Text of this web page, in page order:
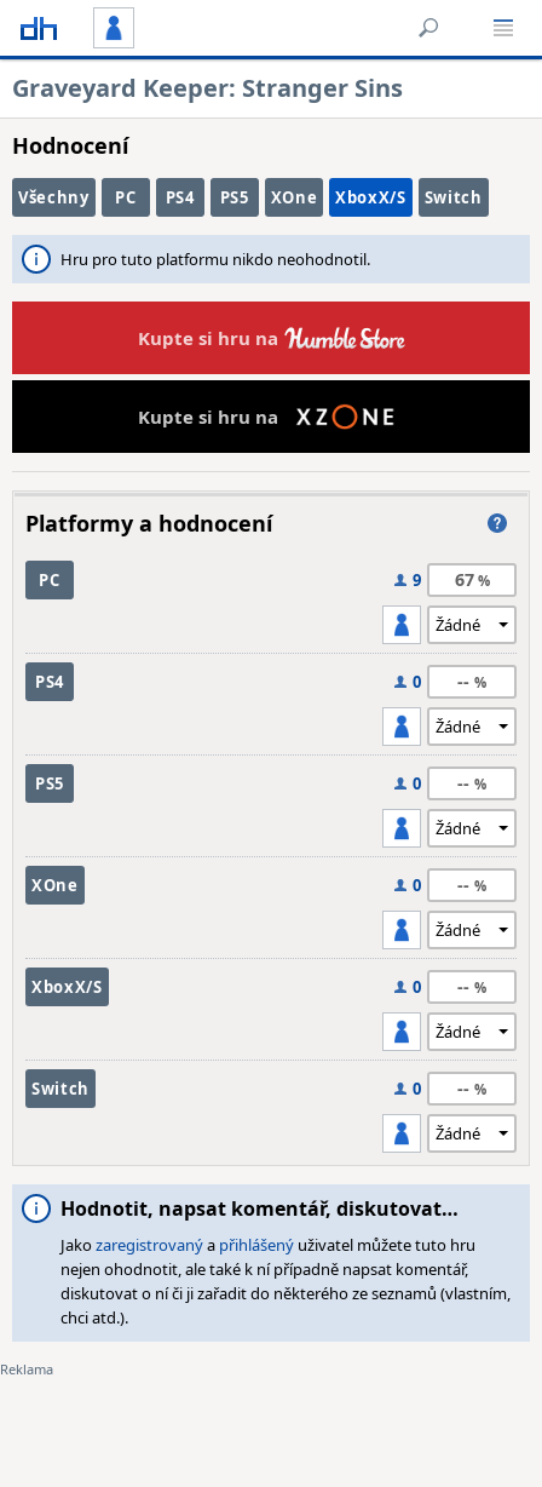
Graveyard Keeper: Stranger Sins
Hodnocení
Všechny PC PS4 PS5 XOne XboxX/S Switch
Hru pro tuto platformu nikdo neohodnotil.
Kupte si hru na
Kupte si hru na
Platformy a hodnocení
PC 9 67
PS4 0 --
PS5 0 --
XOne 0 --
XboxX/S 0 --
Switch 0 --
Hodnotit, napsat komentář, diskutovat…
Jakozaregistrovanýa přihlášený uživatel můžete tuto hru
nejen ohodnotit, ale také k ní případně napsat komentář,
diskutovat o ní či ji zařadit do některého ze seznamů (vlastním,
chci atd.).